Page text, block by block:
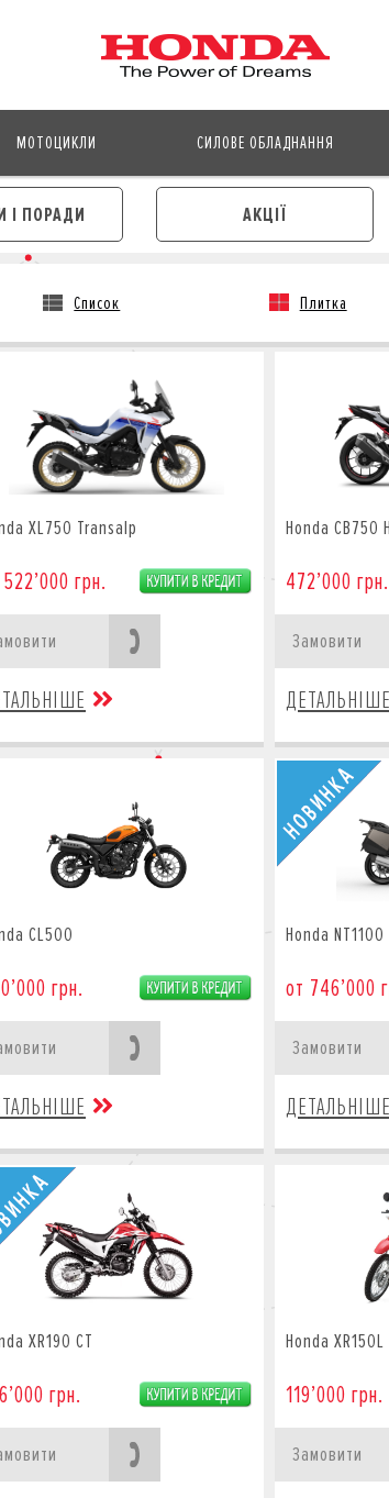
МОТОЦИКЛИ СИЛОВЕ ОБЛАДНАННЯ
І ПОРАДИ АКЦІЇ
СТРАХУВАННЯ
КОРПОРАТИВНИМ КЛІЄНТАМ
Список Плитка
XL750 Transalp
грн.
Honda CB750
472’000 грн.
Замовити
ДЕТАЛЬНІШЕ
CL500
грн.
Honda NT1100
от 746’000
Замовити
ДЕТАЛЬНІШЕ
XR190 CT
грн.
Honda XR150L
119’000 грн.
Замовити